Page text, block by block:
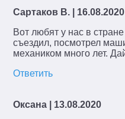
Сартаков В.
| 16.08.2020
Вот любят у нас в
съездил, посмотрел
механиком много лет.
Ответить
Оксана
| 13.08.2020